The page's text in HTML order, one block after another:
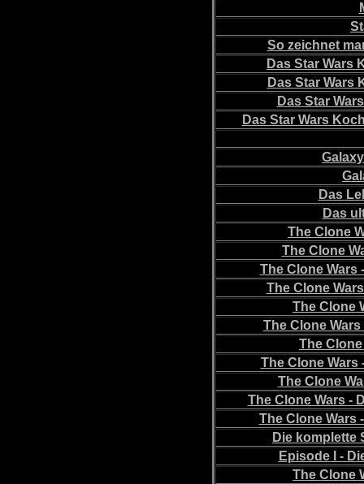
So zeichnet
Das Star Wars
Das Star Wars
Das Star
Das Star Wars
Das
Das
The Clone
The Clone
The Clone Wars
The Clone
The Clone
The Clone
The
The Clone
The Clone
The Clone Wars -
The Clone Wars
Die komplette
Episode I -
The Clone